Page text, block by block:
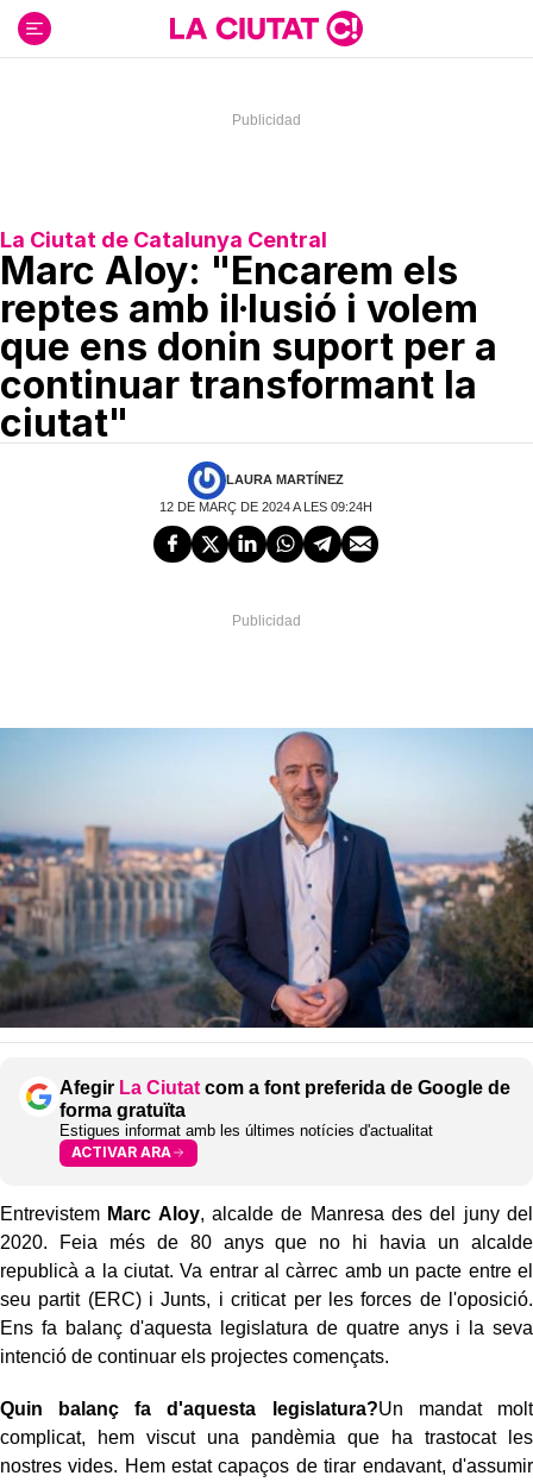
contenido
La Ciutat de Catalunya Central
Marc Aloy: "Encarem els
reptes amb il·lusió i volem
que ens donin suport per a
continuar transformant la
ciutat"
LAURA MARTÍNEZ
12 DE MARÇ DE 2024 A LES 09:24H
Afegir La Ciutat com a font preferida de Google de
forma gratuïta
Estigues informat amb les últimes notícies d'actualitat
ACTIVAR ARA
Entrevistem Marc Aloy, alcalde de Manresa des del juny del
2020. Feia més de 80 anys que no hi havia un alcalde
republicà a la ciutat. Va entrar al càrrec amb un pacte entre el
seu partit (ERC) i Junts, i criticat per les forces de l'oposició.
Ens fa balanç d'aquesta legislatura de quatre anys i la seva
intenció de continuar els projectes començats.
Quin balanç fa d'aquesta legislatura?Un mandat molt
complicat, hem viscut una pandèmia que ha trastocat les
nostres vides. Hem estat capaços de tirar endavant, d'assumir